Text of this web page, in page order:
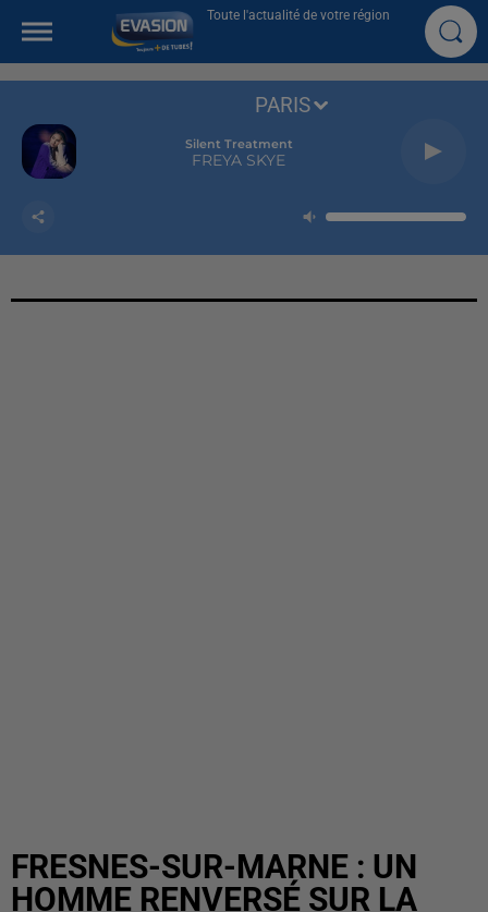
Toute l'actualité de votre région
Silent Treatment
FREYA SKYE
PARIS
FRESNES-SUR-MARNE : UN
HOMME RENVERSÉ SUR LA